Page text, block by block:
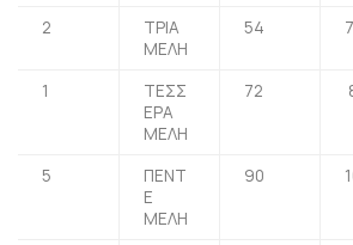
2
ΤΡΙΑ
ΜΕΛΗ
54
1
ΤΕΣΣ
ΕΡΑ
ΜΕΛΗ
72
5
ΠΕΝΤ
Ε
ΜΕΛΗ
90